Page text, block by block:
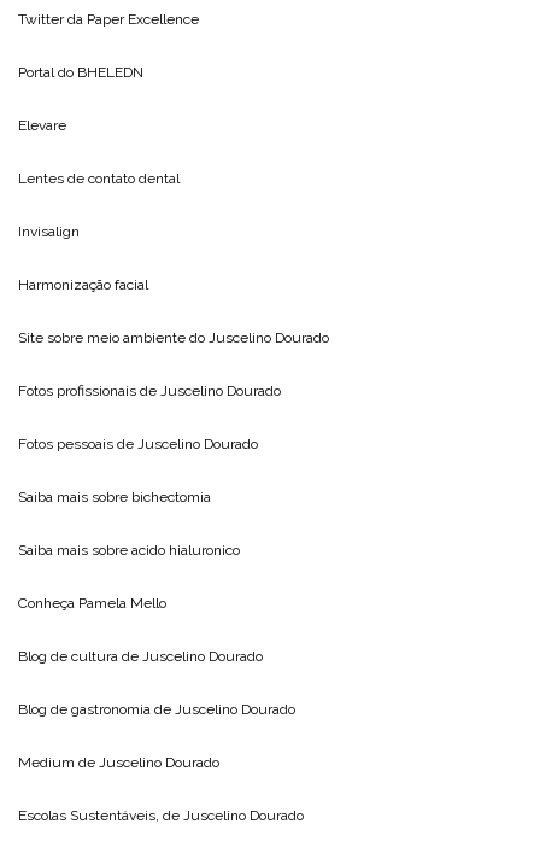
Twitter da Paper Excellence
Portal do BHELEDN
Elevare
Lentes de contato dental
Invisalign
Harmonização facial
Site sobre meio ambiente do Juscelino Dourado
Fotos profissionais de Juscelino Dourado
Fotos pessoais de Juscelino Dourado
Saiba mais sobre bichectomia
Saiba mais sobre acido hialuronico
Conheça Pamela Mello
Blog de cultura de Juscelino Dourado
Blog de gastronomia de Juscelino Dourado
Medium de Juscelino Dourado
Escolas Sustentáveis, de Juscelino Dourado